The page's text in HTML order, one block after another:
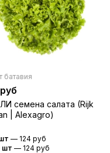
батавия
семена салата (Rijk
| Alexagro)
— 124 руб
шт — 124 руб